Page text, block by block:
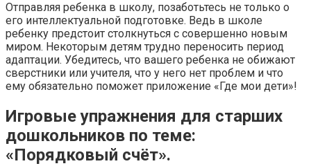
Отправляя ребенка в школу, позаботьтесь не только о
его интеллектуальной подготовке. Ведь в школе
ребенку предстоит столкнуться с совершенно новым
миром. Некоторым детям трудно переносить период
адаптации. Убедитесь, что вашего ребенка не обижают
сверстники или учителя, что у него нет проблем и что
ему обязательно поможет приложение «Где мои дети»!
Игровые упражнения для старших
дошкольников по теме:
«Порядковый счёт».